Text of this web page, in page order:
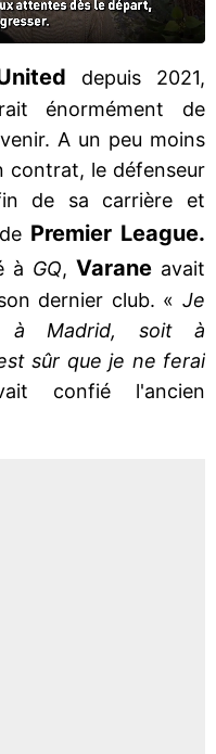
depuis 2021,
énormément de
A un peu moins
contrat, le défenseur
de sa carrière et
Premier League.
à GQ, Varane avait
dernier club. « Je
à Madrid, soit à
sûr que je ne ferai
confié l'ancien